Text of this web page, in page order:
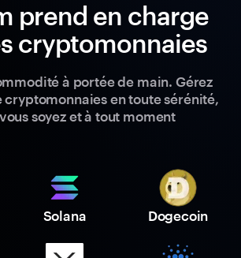
prend en charge
cryptomonnaies
à portée de main. Gérez
cryptomonnaies en toute sérénité,
soyez et à tout moment
Solana Dogecoin